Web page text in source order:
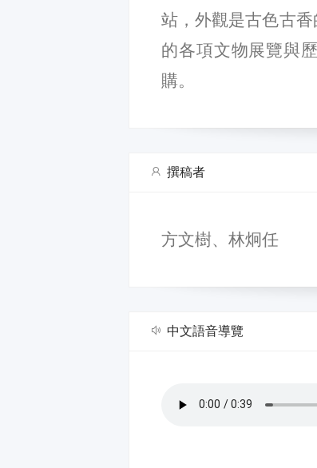
站，外觀是古色古
的各項文物展覽與
購。
撰稿者
方文樹、林炯任
中文語音導覽